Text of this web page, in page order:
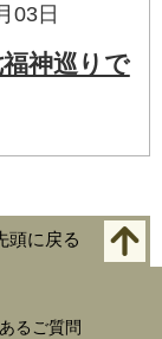
03日
神巡りで
頭に戻る
るご質問